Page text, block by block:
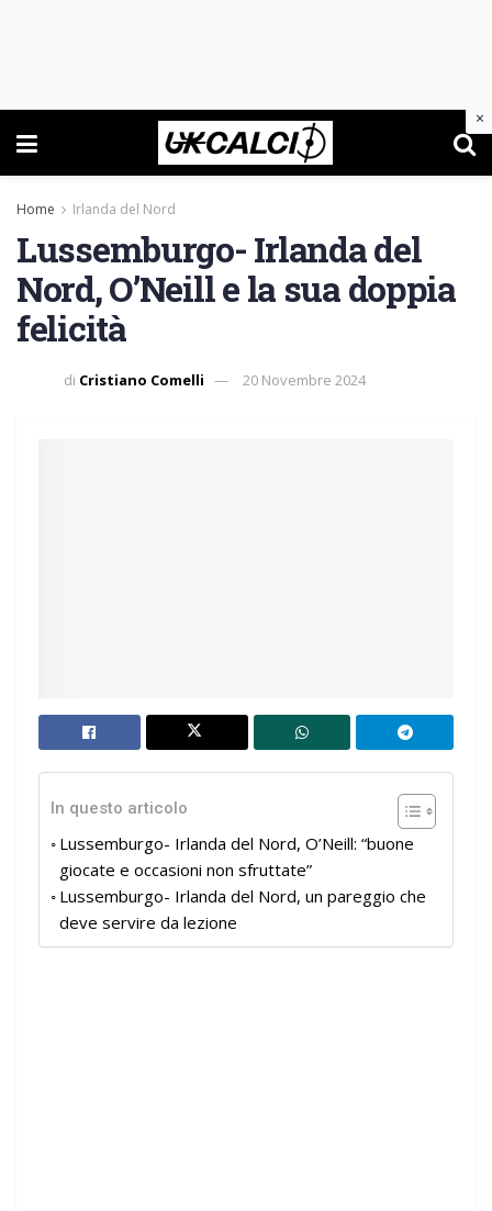
Home Irlanda del Nord
Lussemburgo- Irlanda del
Nord, O’Neill e la sua doppia
felicità
di Cristiano Comelli 20 Novembre 2024
In questo articolo
Lussemburgo- Irlanda del Nord, O’Neill: “buone
giocate e occasioni non sfruttate”
Lussemburgo- Irlanda del Nord, un pareggio che
deve servire da lezione
×